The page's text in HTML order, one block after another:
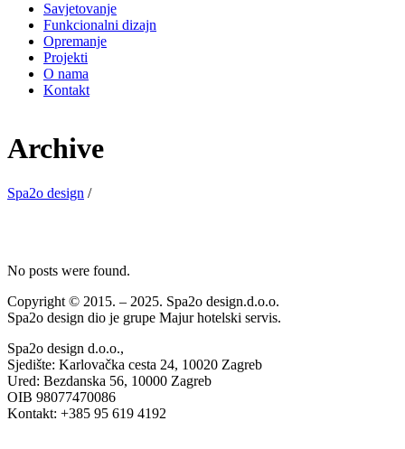
Savjetovanje
Funkcionalni dizajn
Opremanje
Projekti
O nama
Kontakt
Archive
Spa2o design /
No posts were found.
Copyright © 2015. – 2025. Spa2o design.d.o.o.
Spa2o design dio je grupe Majur hotelski servis.
Spa2o design d.o.o.,
Sjedište: Karlovačka cesta 24, 10020 Zagreb
Ured: Bezdanska 56, 10000 Zagreb
OIB 98077470086
Kontakt: +385 95 619 4192